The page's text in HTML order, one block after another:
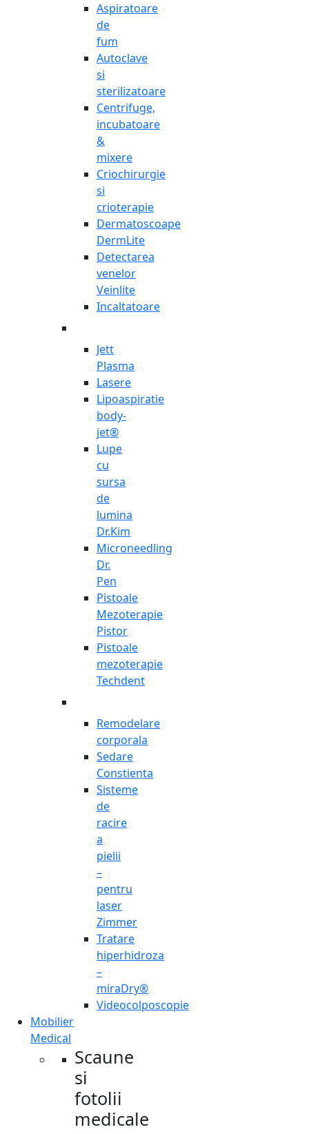
Aspiratoare
de
fum
Autoclave
si
sterilizatoare
Centrifuge,
incubatoare
&
mixere
Criochirurgie
si
crioterapie
Dermatoscoape
DermLite
Detectarea
venelor
Veinlite
Incaltatoare
Jett
Plasma
Lasere
Lipoaspiratie
body-
jet®
Lupe
cu
sursa
de
lumina
Dr.Kim
Microneedling
Dr.
Pen
Pistoale
Mezoterapie
Pistor
Pistoale
mezoterapie
Techdent
Remodelare
corporala
Sedare
Constienta
Sisteme
de
racire
a
pielii
–
pentru
laser
Zimmer
Tratare
hiperhidroza
–
miraDry®
Videocolposcopie
Mobilier
Medical
Scaune
si
fotolii
medicale